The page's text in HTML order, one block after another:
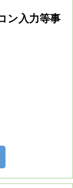
ン入力等事